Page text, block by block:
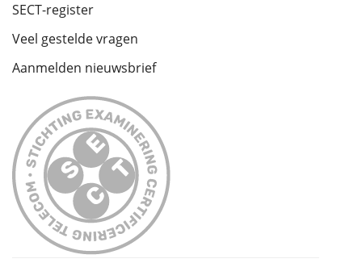
SECT-register
Veel gestelde vragen
Aanmelden nieuwsbrief